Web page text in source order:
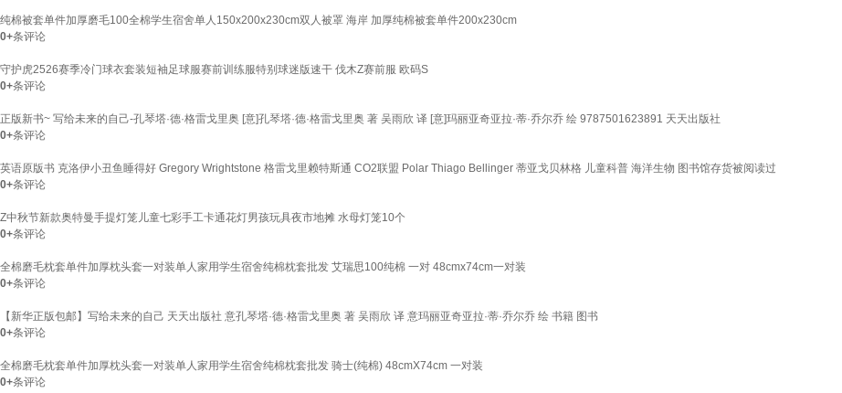
纯棉被套单件加厚磨毛100全棉学生宿舍单人150x200x230cm双人被罩 海岸 加厚纯棉被套单件200x230cm
0+条评论
守护虎2526赛季冷门球衣套装短袖足球服赛前训练服特别球迷版速干 伐木Z赛前服 欧码S
0+条评论
正版新书~ 写给未来的自己-孔琴塔·德·格雷戈里奥 [意]孔琴塔·德·格雷戈里奥 著 吴雨欣 译 [意]玛丽亚奇亚拉·蒂·乔尔乔 绘 9787501623891 天天出版社
0+条评论
英语原版书 克洛伊小丑鱼睡得好 Gregory Wrightstone 格雷戈里赖特斯通 CO2联盟 Polar Thiago Bellinger 蒂亚戈贝林格 儿童科普 海洋生物 图书馆存货被阅读过
0+条评论
Z中秋节新款奥特曼手提灯笼儿童七彩手工卡通花灯男孩玩具夜市地摊 水母灯笼10个
0+条评论
全棉磨毛枕套单件加厚枕头套一对装单人家用学生宿舍纯棉枕套批发 艾瑞思100纯棉 一对 48cmx74cm一对装
0+条评论
【新华正版包邮】写给未来的自己 天天出版社 意孔琴塔·德·格雷戈里奥 著 吴雨欣 译 意玛丽亚奇亚拉·蒂·乔尔乔 绘 书籍 图书
0+条评论
全棉磨毛枕套单件加厚枕头套一对装单人家用学生宿舍纯棉枕套批发 骑士(纯棉) 48cmX74cm 一对装
0+条评论